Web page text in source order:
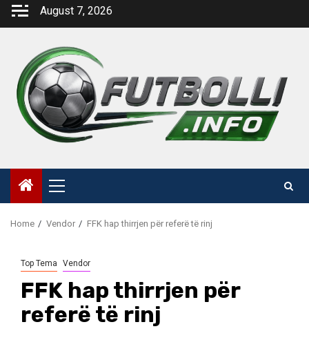
Skip
August 7, 2026
Primary
Menu
Home Vendor FFK hap thirrjen për referë të rinj
Top Tema Vendor
FFK hap thirrjen për
referë të rinj